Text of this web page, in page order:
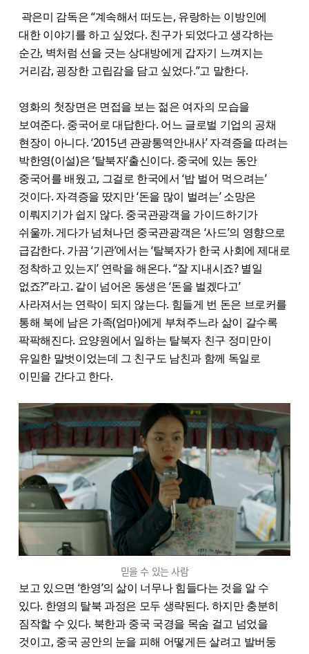
곽은미 감독은 “계속해서 떠도는, 유랑하는 이방인에
대한 이야기를 하고 싶었다. 친구가 되었다고 생각하는
순간, 벽처럼 선을 긋는 상대방에게 갑자기 느껴지는
거리감, 굉장한 고립감을 담고 싶었다.”고 말한다.
영화의 첫장면은 면접을 보는 젊은 여자의 모습을
보여준다. 중국어로 대답한다. 어느 글로벌 기업의 공채
현장이 아니다. ‘2015년 관광통역안내사’ 자격증을 따려는
박한영(이설)은 ‘탈북자’출신이다. 중국에 있는 동안
중국어를 배웠고, 그걸로 한국에서 ‘밥 벌어 먹으려는’
것이다. 자격증을 땄지만 ‘돈을 많이 벌려는’ 소망은
이뤄지기가 쉽지 않다. 중국관광객을 가이드하기가
쉬울까. 게다가 넘쳐나던 중국관광객은 ‘사드’의 영향으로
급감한다. 가끔 ‘기관’에서는 ‘탈북자가 한국 사회에 제대로
정착하고 있는지’ 연락을 해온다. “잘 지내시죠? 별일
없죠?”라고. 같이 넘어온 동생은 ‘돈을 벌겠다고’
사라져서는 연락이 되지 않는다. 힘들게 번 돈은 브로커를
통해 북에 남은 가족(엄마)에게 부쳐주느라 삶이 갈수록
팍팍해진다. 요양원에서 일하는 탈북자 친구 정미만이
유일한 말벗이었는데 그 친구도 남친과 함께 독일로
이민을 간다고 한다.
믿을 수 있는 사람
보고 있으면 ‘한영’의 삶이 너무나 힘들다는 것을 알 수
있다. 한영의 탈북 과정은 모두 생략된다. 하지만 충분히
짐작할 수 있다. 북한과 중국 국경을 목숨 걸고 넘었을
것이고, 중국 공안의 눈을 피해 어떻게든 살려고 발버둥